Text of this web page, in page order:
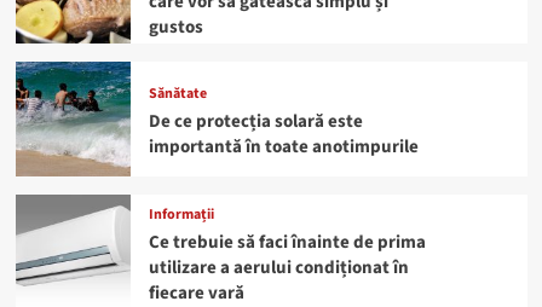
gustos
Sănătate
De ce protecția solară este
importantă în toate anotimpurile
Informații
Ce trebuie să faci înainte de prima
utilizare a aerului condiționat în
fiecare vară